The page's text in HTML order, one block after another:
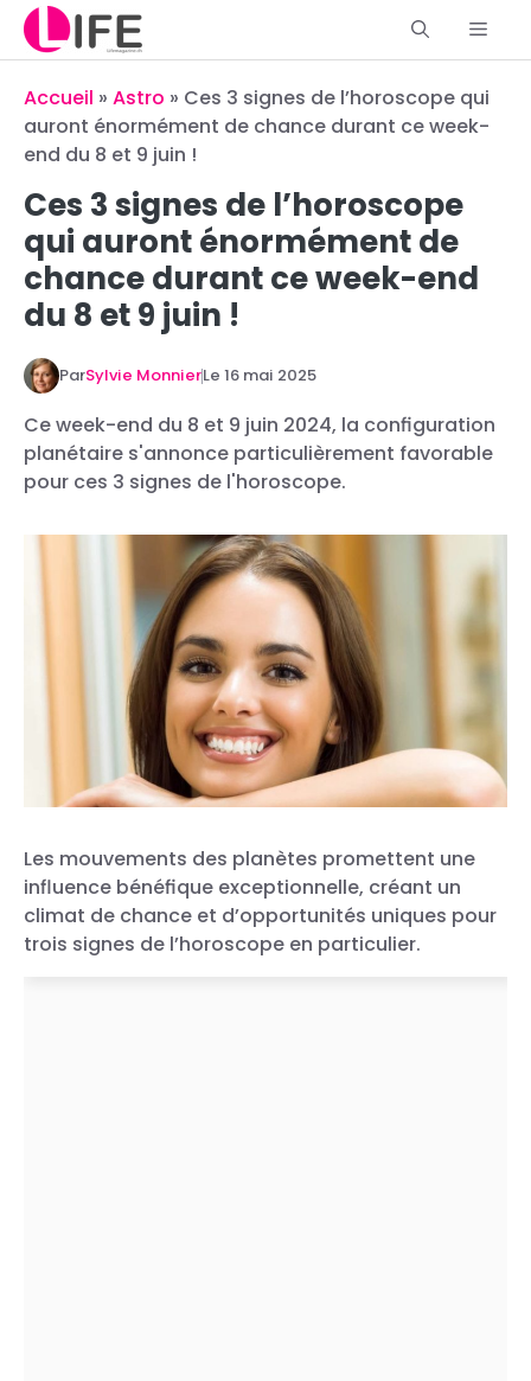
Aller
contenu
Accueil » Astro » Ces 3 signes de l’horoscope qui
auront énormément de chance durant ce week-
end du 8 et 9 juin !
Ces 3 signes de l’horoscope
qui auront énormément de
chance durant ce week-end
du 8 et 9 juin !
ParSylvie MonnierLe 16 mai 2025
Ce week-end du 8 et 9 juin 2024, la configuration
planétaire s'annonce particulièrement favorable
pour ces 3 signes de l'horoscope.
Les mouvements des planètes promettent une
influence bénéfique exceptionnelle, créant un
climat de chance et d’opportunités uniques pour
trois signes de l’horoscope en particulier.